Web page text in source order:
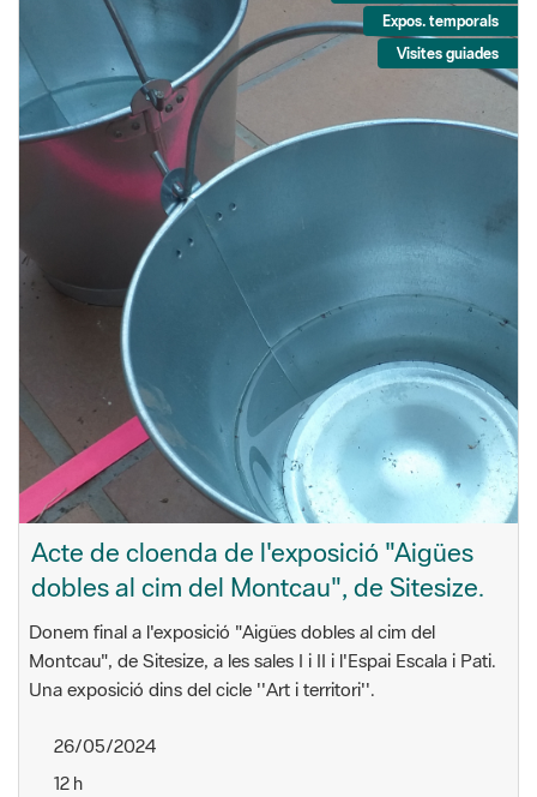
Expos. temporals
Visites guiades
Acte de cloenda de l'exposició "Aigües
dobles al cim del Montcau", de Sitesize.
Donem final a l'exposició "Aigües dobles al cim del
Montcau", de Sitesize, a les sales I i II i l'Espai Escala i Pati.
Una exposició dins del cicle ''Art i territori''.
26/05/2024
12 h